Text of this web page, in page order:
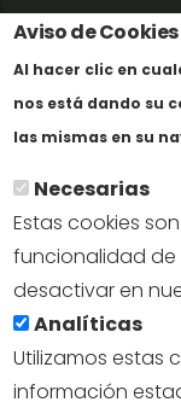
Aviso de Cookies
Al hacer clic en
nos está dando su
las mismas en su
Necesarias
Estas cookies
funcionalidad de
desactivar en
Analíticas
Utilizamos estas
información
Trabaja con
Informes y
Perfil del
Oficinas de